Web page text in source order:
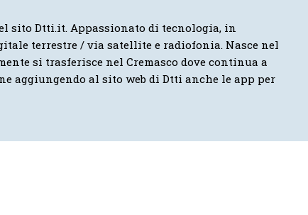
sito Dtti.it. Appassionato di tecnologia, in
terrestre / via satellite e radiofonia. Nasce nel
si trasferisce nel Cremasco dove continua a
aggiungendo al sito web di Dtti anche le app per